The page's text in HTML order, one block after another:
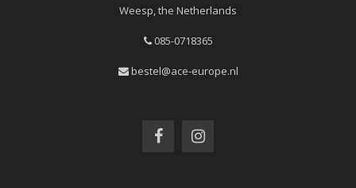
Weesp, the Netherlands
085-0718365
bestel@ace-europe.nl